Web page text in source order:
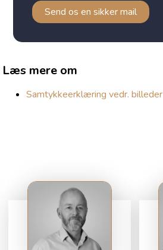
Send os en sikker mail
Læs mere om
Samtykkeerklæring vedr. billeder